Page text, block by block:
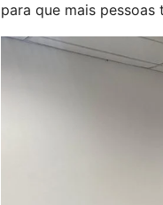
para que mais pessoas